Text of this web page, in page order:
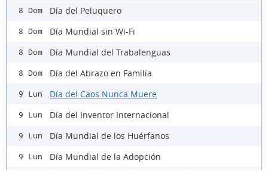
8 Dom Día del Peluquero
8 Dom Día Mundial sin Wi-Fi
8 Dom Día Mundial del Trabalenguas
8 Dom Día del Abrazo en Familia
9 Lun Día del Caos Nunca Muere
9 Lun Día del Inventor Internacional
9 Lun Día Mundial de los Huérfanos
9 Lun Día Mundial de la Adopción